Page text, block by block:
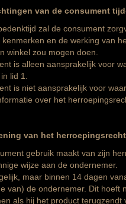
van de consument
zal de consument
en de werking van
winkel zou mogen doen.
is alleen aansprakelijk voor
lid 1.
is niet aansprakelijk voor
over het
van het
gebruik maakt van zijn
wijze aan de ondernemer.
maar binnen 14 dagen
van) de ondernemer. Dit hoeft
als hij het product terugzendt